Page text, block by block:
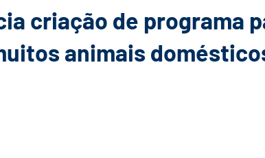
criação de programa
animais